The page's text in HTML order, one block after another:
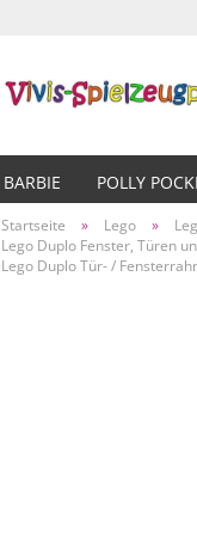
BARBIE POLLY
Startseite » Lego »
Lego Duplo Fenster, Türen
Lego Duplo Tür- /